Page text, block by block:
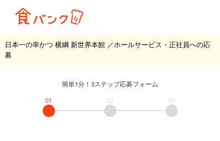
日本一の串かつ 横綱 新世界本館 ／ホールサービス・正社員への応
募
簡単1分！3ステップ応募フォーム
01
02 03